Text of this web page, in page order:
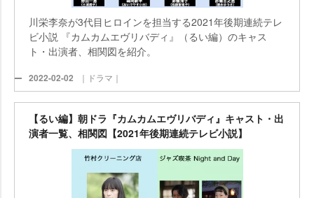
川栄李奈が3代目ヒロインを担当する2021年後期連続テレ
ビ小説 『カムカムエヴリバディ』（るい編）のキャス
ト・出演者、相関図を紹介。
2022-02-02 ｜ドラマ｜
【るい編】朝ドラ『カムカムエヴリバディ』キャスト・出
演者一覧、相関図【2021年後期連続テレビ小説】